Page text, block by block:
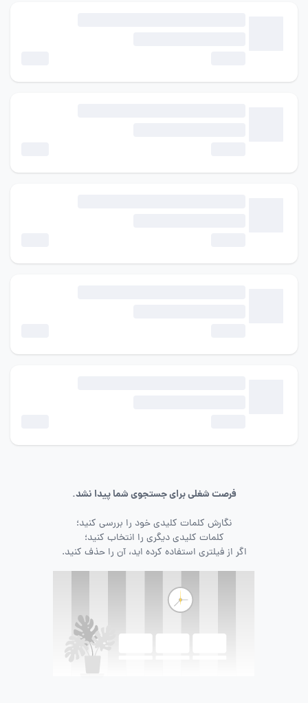
فرصت شغلی برای جستجوی شما پیدا نشد.
نگارش کلمات کلیدی خود را بررسی کنید؛
کلمات کلیدی دیگری را انتخاب کنید؛
اگر از فیلتری استفاده کرده اید، آن را حذف کنید.